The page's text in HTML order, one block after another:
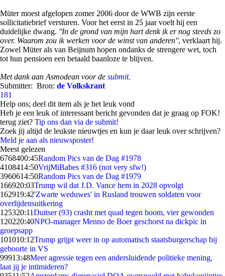
Müter moest afgelopen zomer 2006 door de WWB zijn eerste
sollicitatiebrief versturen. Voor het eerst in 25 jaar voelt hij een
duidelijke dwang. ''In de grond van mijn hart denk ik er nog steeds zo
over. Waarom zou ik werken voor de winst van anderen'', verklaart hij.
Zowel Müter als van Beijnum hopen ondanks de strengere wet, toch
tot hun pensioen een betaald baanloze te blijven.
Met dank aan Asmodean voor de submit.
Submitter: Bron: de Volkskrant
181
Help ons; deel dit item als je het leuk vond
Heb je een leuk of interessant bericht gevonden dat je graag op FOK!
terug ziet? Tip ons dan via de submit!
Zoek jij altijd de leukste nieuwtjes en kun je daar leuk over schrijven?
Meld je aan als nieuwsposter!
Meest gelezen
6768400:45Random Pics van de Dag #1978
4108414:50VrijMiBabes #316 (not very sfw!)
3960614:50Random Pics van de Dag #1979
166920:03Trump wil dat J.D. Vance hem in 2028 opvolgt
162919:42'Zwarte weduwes' in Rusland trouwen soldaten voor
overlijdensuitkering
125320:11Duitser (93) crasht met quad tegen boom, vier gewonden
120220:40NPO-manager Menno de Boer geschorst na dickpic in
groepsapp
101010:12Trump grijpt weer in op automatisch staatsburgerschap bij
geboorte in VS
99913:48Meer agressie tegen een andersluidende politieke mening,
laat jij je intimideren?